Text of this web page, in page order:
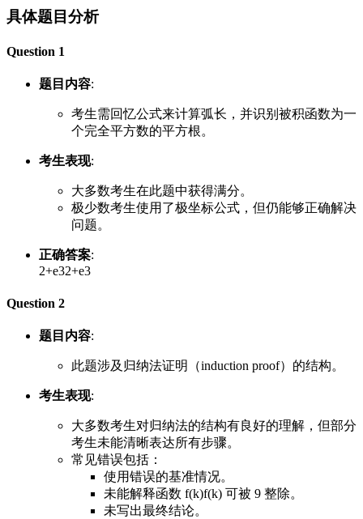
具体题目分析
Question 1
题目内容:
考生需回忆公式来计算弧长，并识别被积函数为一
个完全平方数的平方根。
考生表现:
大多数考生在此题中获得满分。
极少数考生使用了极坐标公式，但仍能够正确解决
问题。
正确答案:
2+e32+e3
Question 2
题目内容:
此题涉及归纳法证明（induction proof）的结构。
考生表现:
大多数考生对归纳法的结构有良好的理解，但部分
考生未能清晰表达所有步骤。
常见错误包括：
使用错误的基准情况。
未能解释函数 f(k)f(k) 可被 9 整除。
未写出最终结论。